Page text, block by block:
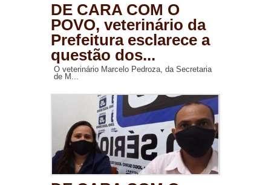
DE CARA COM O
POVO, veterinário da
Prefeitura esclarece a
questão dos...
O veterinário Marcelo Pedroza, da Secretaria
de M...